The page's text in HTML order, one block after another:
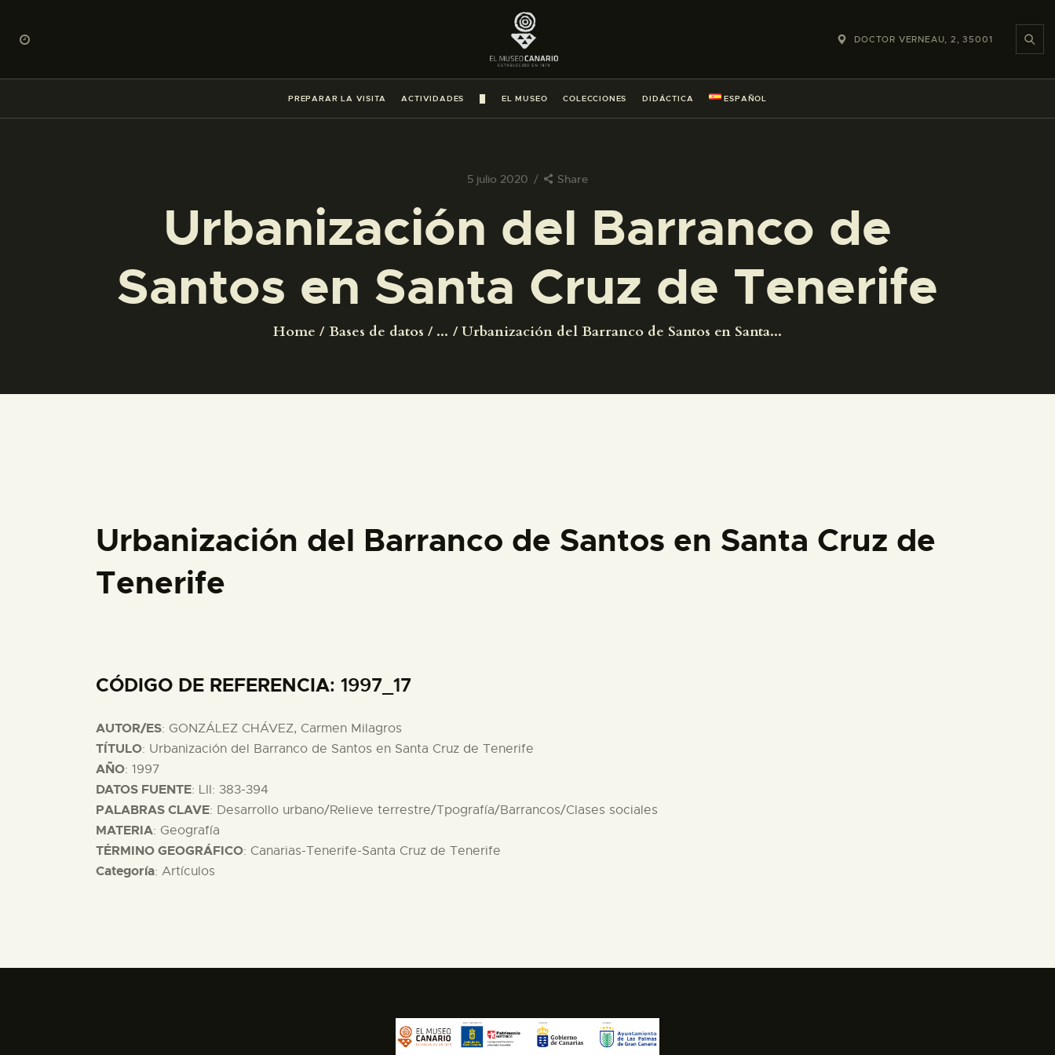
DOCTOR VERNEAU, 2, 35001
PREPARAR LA VISITA ACTIVIDADES EL MUSEO COLECCIONES DIDÁCTICA ESPAÑOL
5 julio 2020 Share
Urbanización del Barranco de
Santos en Santa Cruz de Tenerife
Home Bases de datos ... Urbanización del Barranco de Santos en Santa...
PREPARAR LA VISITA
ACTIVIDADES
█
COLECCIONES
DIDÁCTICA
ESPAÑOL
Urbanización del Barranco de Santos en Santa Cruz de
Tenerife
CÓDIGO DE REFERENCIA: 1997_17
AUTOR/ES: GONZÁLEZ CHÁVEZ, Carmen Milagros
TÍTULO: Urbanización del Barranco de Santos en Santa Cruz de Tenerife
AÑO: 1997
DATOS FUENTE: LII: 383-394
PALABRAS CLAVE: Desarrollo urbano/Relieve terrestre/Tpografía/Barrancos/Clases sociales
MATERIA: Geografía
TÉRMINO GEOGRÁFICO: Canarias-Tenerife-Santa Cruz de Tenerife
Categoría: Artículos